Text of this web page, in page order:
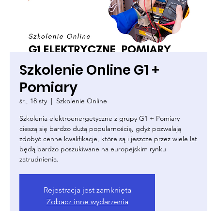
Szkolenie Online G1 +
Pomiary
śr., 18 sty
  |
Szkolenie Online
Szkolenia elektroenergetyczne z grupy G1 + Pomiary
cieszą się bardzo dużą popularnością, gdyż pozwalają
zdobyć cenne kwalifikacje, które są i jeszcze przez wiele lat
będą bardzo poszukiwane na europejskim rynku
zatrudnienia.
Rejestracja jest zamknięta
Zobacz inne wydarzenia